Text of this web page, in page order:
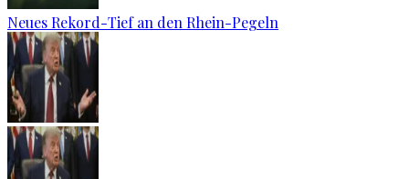
Neues Rekord-Tief an den Rhein-Pegeln